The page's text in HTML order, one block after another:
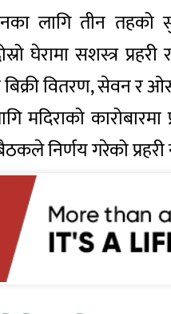
लागि तीन तहको
घेरामा सशस्त्र
बिक्री वितरण, सेवन र
मदिराको
निर्णय गरेको